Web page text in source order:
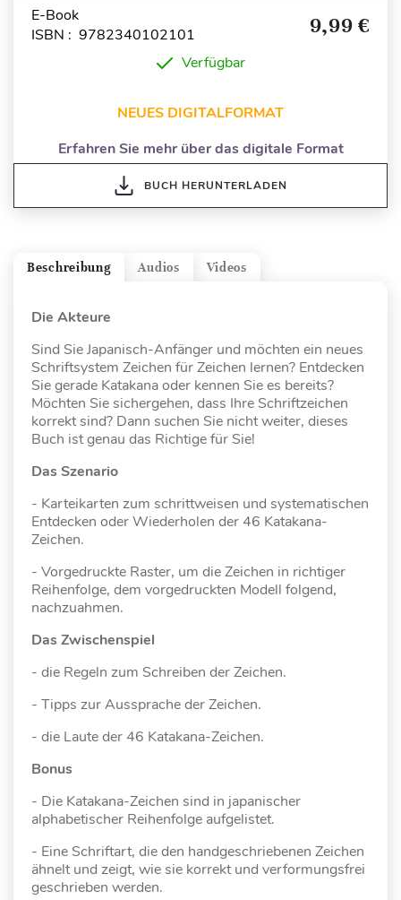
E-Book
ISBN : 9782340102101
9,99 €
Verfügbar
NEUES DIGITALFORMAT
Erfahren Sie mehr über das digitale Format
BUCH HERUNTERLADEN
Videos
Audios
Beschreibung
Die Akteure
Sind Sie Japanisch-Anfänger und möchten ein neues
Schriftsystem Zeichen für Zeichen lernen? Entdecken
Sie gerade Katakana oder kennen Sie es bereits?
Möchten Sie sichergehen, dass Ihre Schriftzeichen
korrekt sind? Dann suchen Sie nicht weiter, dieses
Buch ist genau das Richtige für Sie!
Das Szenario
- Karteikarten zum schrittweisen und systematischen
Entdecken oder Wiederholen der 46 Katakana-
Zeichen.
- Vorgedruckte Raster, um die Zeichen in richtiger
Reihenfolge, dem vorgedruckten Modell folgend,
nachzuahmen.
Das Zwischenspiel
- die Regeln zum Schreiben der Zeichen.
- Tipps zur Aussprache der Zeichen.
- die Laute der 46 Katakana-Zeichen.
Bonus
- Die Katakana-Zeichen sind in japanischer
alphabetischer Reihenfolge aufgelistet.
- Eine Schriftart, die den handgeschriebenen Zeichen
ähnelt und zeigt, wie sie korrekt und verformungsfrei
geschrieben werden.